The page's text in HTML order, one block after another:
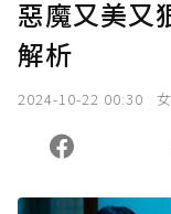
惡魔又美又
解析
2024-10-22 00:30